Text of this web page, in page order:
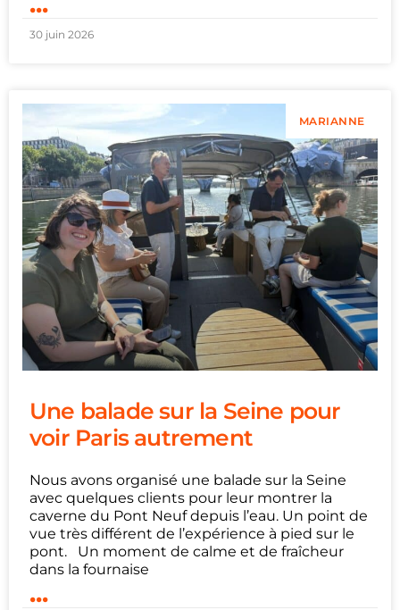
30 juin 2026
MARIANNE
Une balade sur la Seine pour
voir Paris autrement
Nous avons organisé une balade sur la Seine
avec quelques clients pour leur montrer la
caverne du Pont Neuf depuis l’eau. Un point de
vue très différent de l’expérience à pied sur le
pont. Un moment de calme et de fraîcheur
dans la fournaise
...